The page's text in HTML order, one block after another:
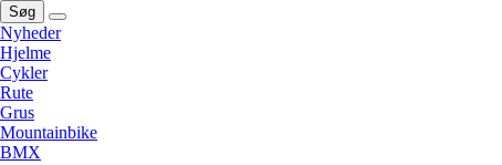
Søg
Nyheder
Hjelme
Cykler
Rute
Grus
Mountainbike
BMX